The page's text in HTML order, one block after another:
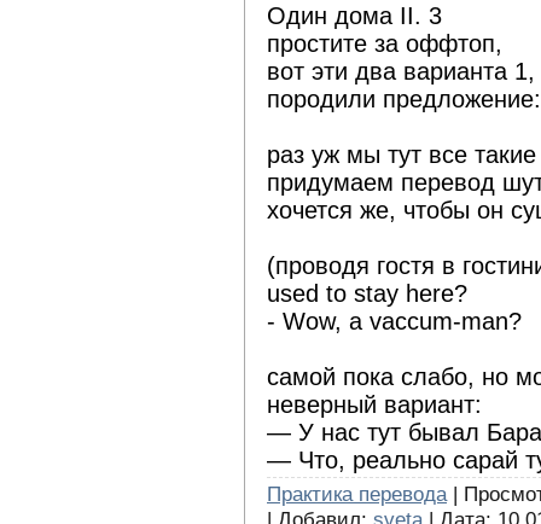
Один дома II. 3
простите за оффтоп,
вот эти два варианта
породили предложение:
раз уж мы тут все
придумаем перевод
хочется же, чтобы он
(проводя гостя в
used to stay here?
- Wow, a vaccum-man?
самой пока слабо, но
неверный вариант:
— У нас тут бывал
— Что, реально сарай
Практика перевода |
| Добавил: sveta | Дата: